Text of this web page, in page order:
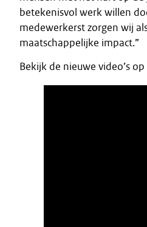
betekenisvol werk willen
medewerkerst zorgen wij
maatschappelijke impact.”
Bekijk de nieuwe video’s